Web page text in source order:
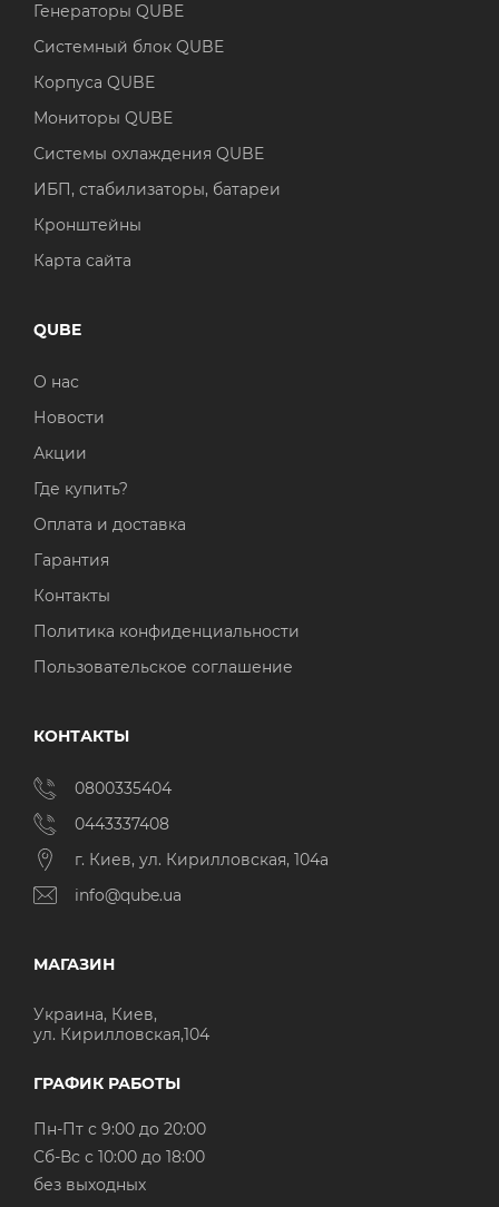
Генераторы QUBE
Системный блок QUBE
Корпуса QUBE
Мониторы QUBE
Системы охлаждения QUBE
ИБП, стабилизаторы, батареи
Кронштейны
Карта сайта
QUBE
О нас
Новости
Акции
Где купить?
Оплата и доставка
Гарантия
Контакты
Политика конфиденциальности
Пользовательское соглашение
КОНТАКТЫ
0800335404
0443337408
г. Киев, ул. Кирилловская, 104а
info@qube.ua
МАГАЗИН
Украина, Киев,
ул. Кирилловская,104
ГРАФИК РАБОТЫ
Пн-Пт с 9:00 до 20:00
Cб-Вс с 10:00 до 18:00
без выходных